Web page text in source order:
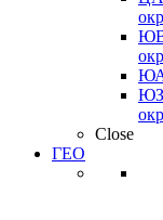
Close
ГЕО